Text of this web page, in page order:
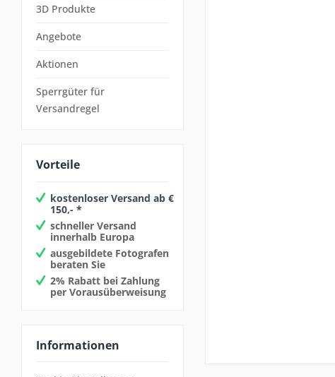
3D Produkte
Angebote
Aktionen
Sperrgüter für
Versandregel
Vorteile
kostenloser Versand ab €
150,- *
schneller Versand
innerhalb Europa
ausgebildete Fotografen
beraten Sie
2% Rabatt bei Zahlung
per Vorausüberweisung
Informationen